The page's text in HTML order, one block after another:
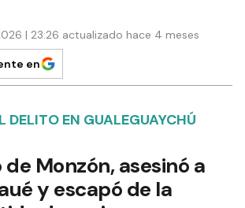
| 23:26 actualizado hace 4 meses
en
DELITO EN GUALEGUAYCHÚ
de Monzón, asesinó a
y escapó de la